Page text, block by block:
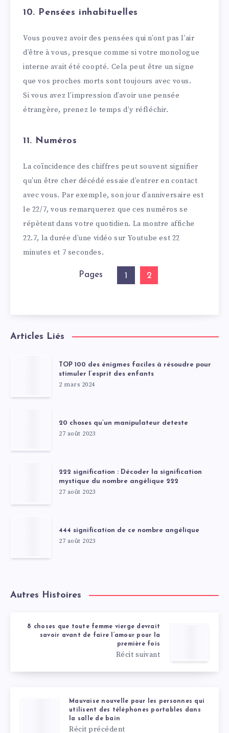
10. Pensées inhabituelles
Vous pouvez avoir des pensées qui n’ont pas l’air
d’être à vous, presque comme si votre monologue
interne avait été coopté. Cela peut être un signe
que vos proches morts sont toujours avec vous.
Si vous avez l’impression d’avoir une pensée
étrangère, prenez le temps d’y réfléchir.
11. Numéros
La coïncidence des chiffres peut souvent signifier
qu’un être cher décédé essaie d’entrer en contact
avec vous. Par exemple, son jour d’anniversaire est
le 22/7, vous remarquerez que ces numéros se
répètent dans votre quotidien. La montre affiche
22.7, la durée d’une vidéo sur Youtube est 22
minutes et 7 secondes.
Pages 1 2
Articles Liés
TOP 100 des énigmes faciles à résoudre pour
stimuler l’esprit des enfants
2 mars 2024
20 choses qu’un manipulateur deteste
27 août 2023
222 signification : Décoder la signification
mystique du nombre angélique 222
27 août 2023
444 signification de ce nombre angélique
27 août 2023
Autres Histoires
8 choses que toute femme vierge devrait
savoir avant de faire l’amour pour la
première fois
Récit suivant
Mauvaise nouvelle pour les personnes qui
utilisent des téléphones portables dans
la salle de bain
Récit précédent